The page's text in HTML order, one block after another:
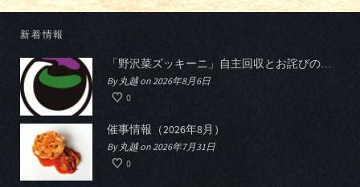
新着情報
「野沢菜ズッキーニ」自主回収とお詫びのお知らせ
By 丸越 on 2026年8月6日
0
催事情報（2026年8月）
By 丸越 on 2026年7月31日
0